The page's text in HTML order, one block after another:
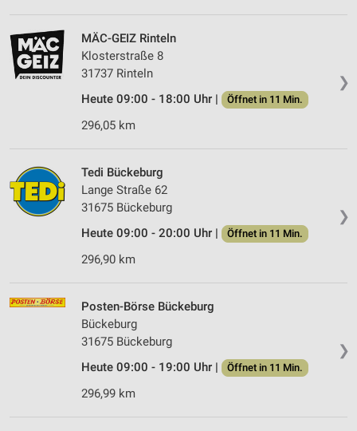
❯
MÄC-GEIZ Rinteln
Klosterstraße 8
31737 Rinteln
Heute 09:00 - 18:00 Uhr |
Öffnet in 11 Min.
296,05 km
❯
Tedi Bückeburg
Lange Straße 62
31675 Bückeburg
Heute 09:00 - 20:00 Uhr |
Öffnet in 11 Min.
296,90 km
❯
Posten-Börse Bückeburg
Bückeburg
31675 Bückeburg
Heute 09:00 - 19:00 Uhr |
Öffnet in 11 Min.
296,99 km